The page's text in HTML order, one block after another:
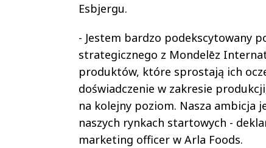
Esbjergu.
- Jestem bardzo podekscytowany
strategicznego z Mondelēz
produktów, które sprostają ich
doświadczenie w zakresie
na kolejny poziom. Nasza ambicja
naszych rynkach startowych -
marketing officer w Arla Foods.